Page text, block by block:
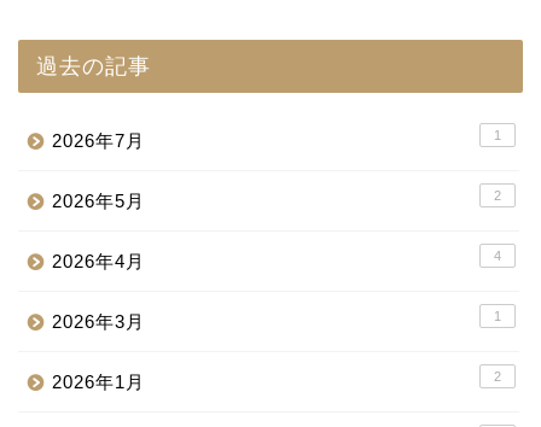
過去の記事
2026年7月 1
2026年5月 2
2026年4月 4
2026年3月 1
2026年1月 2